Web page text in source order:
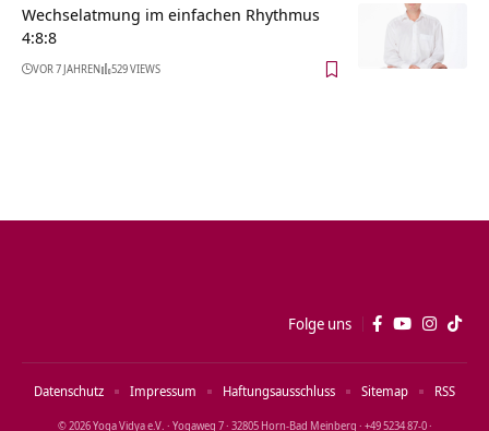
Wechselatmung im einfachen Rhythmus
4:8:8
VOR 7 JAHREN 529 VIEWS
Folge uns
© 2026 Yoga Vidya e.V. · Yogaweg 7 · 32805 Horn‑Bad Meinberg · +49 5234 87‑0 ·
Datenschutz Impressum Haftungsausschluss Sitemap RSS